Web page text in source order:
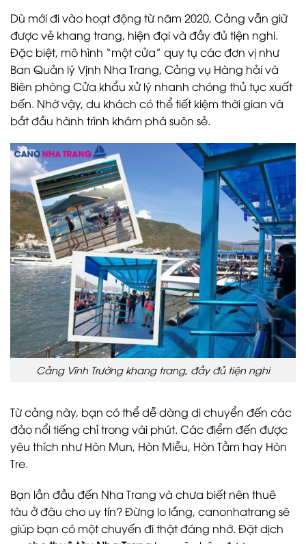
Dù mới đi vào hoạt động từ năm 2020, Cảng vẫn giữ
được vẻ khang trang, hiện đại và đầy đủ tiện nghi.
Đặc biệt, mô hình “một cửa” quy tụ các đơn vị như
Ban Quản lý Vịnh Nha Trang, Cảng vụ Hàng hải và
Biên phòng Cửa khẩu xử lý nhanh chóng thủ tục xuất
bến. Nhờ vậy, du khách có thể tiết kiệm thời gian và
bắt đầu hành trình khám phá suôn sẻ.
Cảng Vĩnh Trường khang trang, đầy đủ tiện nghi
Từ cảng này, bạn có thể dễ dàng di chuyển đến các
đảo nổi tiếng chỉ trong vài phút. Các điểm đến được
yêu thích như Hòn Mun, Hòn Miễu, Hòn Tằm hay Hòn
Tre.
Bạn lần đầu đến Nha Trang và chưa biết nên thuê
tàu ở đâu cho uy tín? Đừng lo lắng, canonhatrang sẽ
giúp bạn có một chuyến đi thật đáng nhớ. Đặt dịch